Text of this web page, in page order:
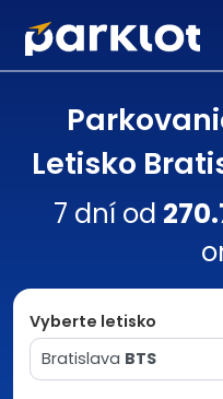
Letisko
7 dní od
Vyberte letisko
Bratislava BTS